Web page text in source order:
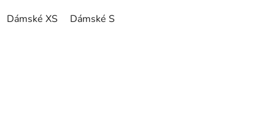
Dámské XS Dámské S